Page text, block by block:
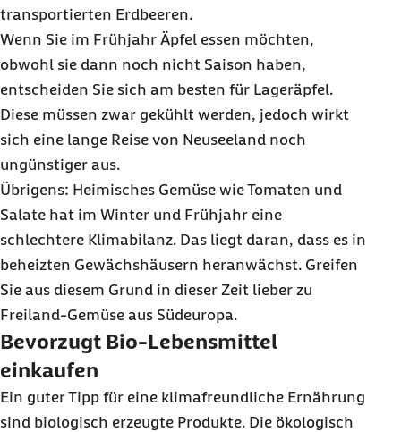
transportierten Erdbeeren.
Wenn Sie im Frühjahr Äpfel essen möchten,
obwohl sie dann noch nicht Saison haben,
entscheiden Sie sich am besten für Lageräpfel.
Diese müssen zwar gekühlt werden, jedoch wirkt
sich eine lange Reise von Neuseeland noch
ungünstiger aus.
Übrigens: Heimisches Gemüse wie Tomaten und
Salate hat im Winter und Frühjahr eine
schlechtere Klimabilanz. Das liegt daran, dass es in
beheizten Gewächshäusern heranwächst. Greifen
Sie aus diesem Grund in dieser Zeit lieber zu
Freiland-Gemüse aus Südeuropa.
Bevorzugt Bio-Lebensmittel
einkaufen
Ein guter Tipp für eine klimafreundliche Ernährung
sind biologisch erzeugte Produkte. Die ökologisch